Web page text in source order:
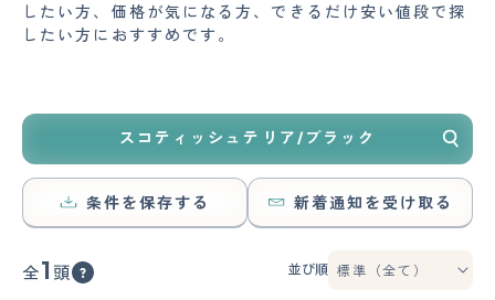
したい方、価格が気になる方、できるだけ安い値段で探
したい方におすすめです。
スコティッシュテリア/ブラック
条件を保存する 新着通知を受け取る
全1 頭 並び順